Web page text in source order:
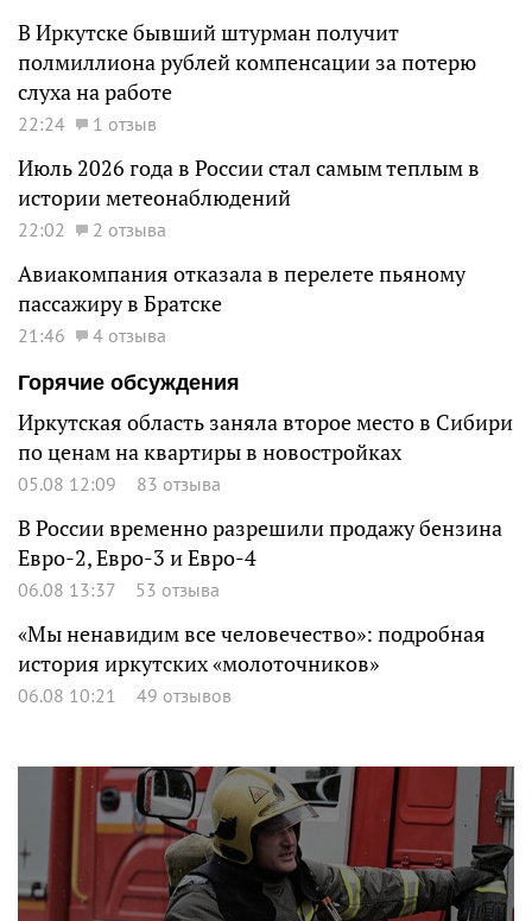
В Иркутске бывший штурман получит
полмиллиона рублей компенсации за потерю
слуха на работе
22:24 1 отзыв
Июль 2026 года в России стал самым теплым в
истории метеонаблюдений
22:02 2 отзыва
Авиакомпания отказала в перелете пьяному
пассажиру в Братске
21:46
4 отзыва
Горячие обсуждения
Иркутская область заняла второе место в Сибири
по ценам на квартиры в новостройках
05.08 12:09 83 отзыва
В России временно разрешили продажу бензина
Евро-2, Евро-3 и Евро-4
06.08 13:37 53 отзыва
«Мы ненавидим все человечество»: подробная
история иркутских «молоточников»
06.08 10:21 49 отзывов